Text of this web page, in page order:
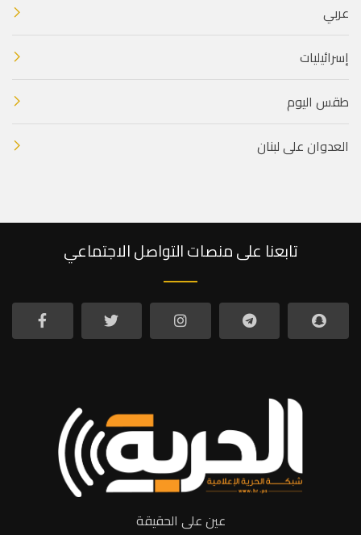
عربي
إسرائيليات
طقس اليوم
العدوان على لبنان
تابعنا على منصات التواصل الاجتماعي
عين على الحقيقة